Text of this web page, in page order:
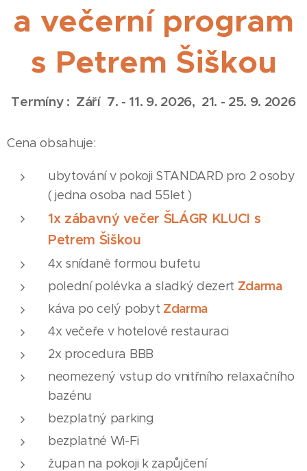
a večerní program
s Petrem Šiškou
Termíny : Září 7. - 11. 9. 2026, 21. - 25. 9. 2026
Cena obsahuje:
ubytování v pokoji STANDARD pro 2 osoby
( jedna osoba nad 55let )
1x zábavný večer ŠLÁGR KLUCI s
Petrem Šiškou
4x snídaně formou bufetu
polední polévka a sladký dezert Zdarma
káva po celý pobyt Zdarma
4x večeře v hotelové restauraci
2x procedura BBB
neomezený vstup do vnitřního relaxačního
bazénu
bezplatný parking
bezplatné Wi-Fi
župan na pokoji k zapůjčení